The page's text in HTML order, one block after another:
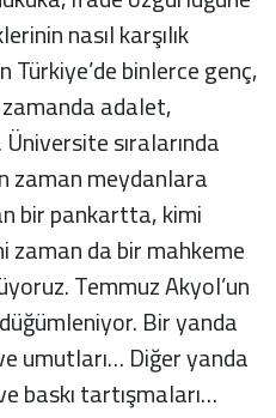
nasıl karşılık
binlerce genç,
adalet,
sıralarında
zaman meydanlara
bir pankartta, kimi
zaman da bir mahkeme
Temmuz Akyol’un
Bir yanda
umutları… Diğer yanda
baskı tartışmaları…